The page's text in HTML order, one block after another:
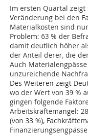
Im ersten Quartal
Veränderung bei den
Materialkosten sind
Problem: 63 % der
damit deutlich höher
der Anteil derer, die
Auch
unzureichende
Des Weiteren zeigt
wo der Wert von 39 %
gingen folgende
Arbeitskräftemangel:
(von 33 %),